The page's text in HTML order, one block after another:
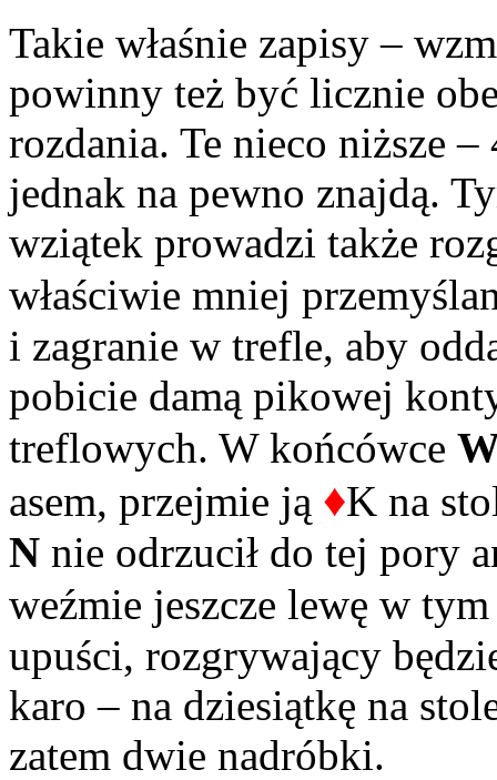
Takie właśnie zapisy –
powinny też być licznie
rozdania. Te nieco niższe
jednak na pewno znajdą.
wziątek prowadzi także
właściwie mniej
i zagranie w trefle, aby
pobicie damą pikowej
treflowych. W końcówce
asem, przejmie ją ♦K na
N nie odrzucił do tej pory
weźmie jeszcze lewę w
upuści, rozgrywający
karo – na dziesiątkę na
zatem dwie nadróbki.